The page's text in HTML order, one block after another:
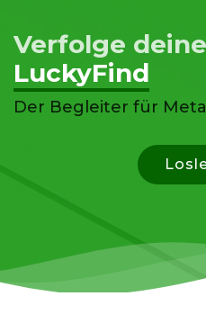
Verfolge
LuckyFind
Der Begleiter für